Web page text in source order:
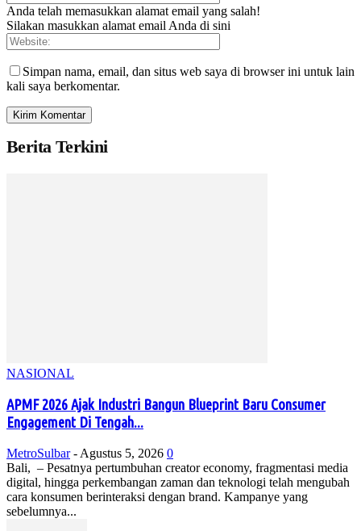
Anda telah memasukkan alamat email yang salah!
Silakan masukkan alamat email Anda di sini
Simpan nama, email, dan situs web saya di browser ini untuk lain
kali saya berkomentar.
Berita Terkini
NASIONAL
APMF 2026 Ajak Industri Bangun Blueprint Baru Consumer
Engagement Di Tengah...
MetroSulbar - Agustus 5, 2026 0
Bali, – Pesatnya pertumbuhan creator economy, fragmentasi media
digital, hingga perkembangan zaman dan teknologi telah mengubah
cara konsumen berinteraksi dengan brand. Kampanye yang
sebelumnya...